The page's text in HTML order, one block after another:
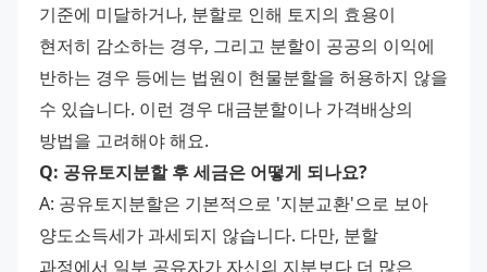
기준에 미달하거나, 분할로 인해 토지의 효용이
현저히 감소하는 경우, 그리고 분할이 공공의 이익에
반하는 경우 등에는 법원이 현물분할을 허용하지 않을
수 있습니다. 이런 경우 대금분할이나 가격배상의
방법을 고려해야 해요.
Q: 공유토지분할 후 세금은 어떻게 되나요?
A: 공유토지분할은 기본적으로 '지분교환'으로 보아
양도소득세가 과세되지 않습니다. 다만, 분할
과정에서 일부 공유자가 자신의 지분보다 더 많은